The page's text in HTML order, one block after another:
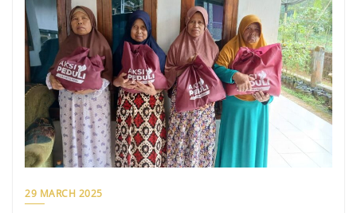
29 MARCH 2025